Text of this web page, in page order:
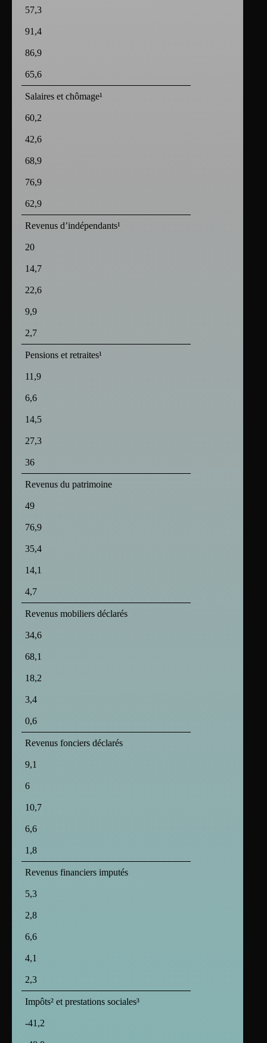
57,3
91,4
86,9
65,6
Salaires et chômage¹
60,2
42,6
68,9
76,9
62,9
Revenus d’indépendants¹
20
14,7
22,6
9,9
2,7
Pensions et retraites¹
11,9
6,6
14,5
27,3
36
Revenus du patrimoine
49
76,9
35,4
14,1
4,7
Revenus mobiliers déclarés
34,6
68,1
18,2
3,4
0,6
Revenus fonciers déclarés
9,1
6
10,7
6,6
1,8
Revenus financiers imputés
5,3
2,8
6,6
4,1
2,3
Impôts² et prestations sociales³
-41,2